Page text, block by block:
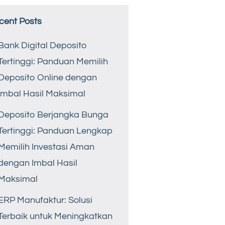
Posts
Digital Deposito
Panduan Memilih
Online dengan
Hasil Maksimal
Berjangka Bunga
Panduan Lengkap
Investasi Aman
Imbal Hasil
Manufaktur: Solusi
untuk Meningkatkan